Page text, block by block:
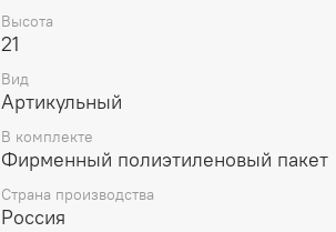
Высота
21
Вид
Артикульный
В комплекте
Фирменный полиэтиленовый пакет
Страна производства
Россия